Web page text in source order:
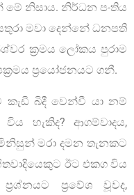
නිසාය. නිර්ධන පංතිය
මවා දෙන්නේ ධනපති
ක්‍රමය ලෝකය පුරාම
ප්‍රයෝජනයට ගනී.
කැඩී බිදී වෙන්වී යා නම්
හැකිද? ආගම්වාදය,
මරා දමන තැනකට
ඊට එකග විය
ප්‍රවේශ වූවද,